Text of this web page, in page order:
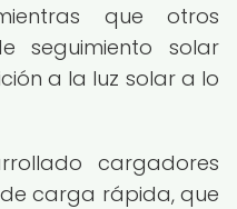
que otros
seguimiento solar
a la luz solar a lo
cargadores
carga rápida, que